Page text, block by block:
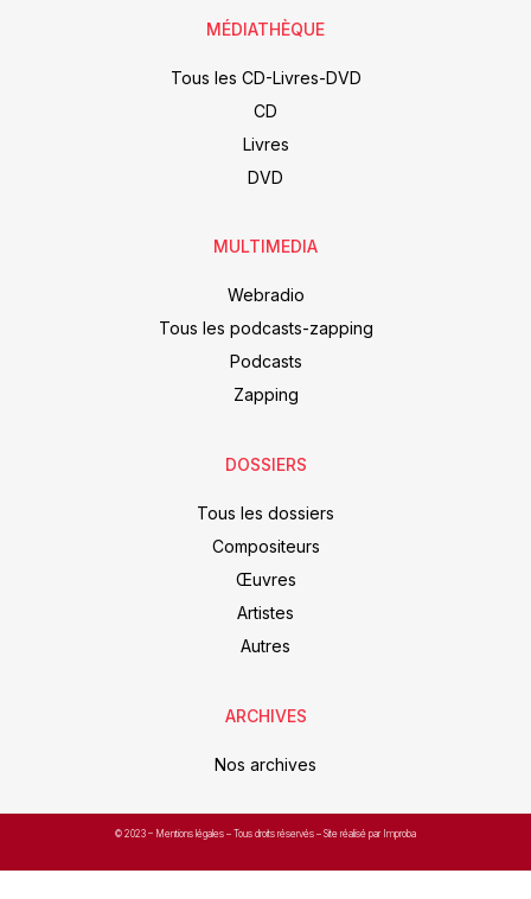
MÉDIATHÈQUE
Tous les CD-Livres-DVD
CD
Livres
DVD
MULTIMEDIA
Webradio
Tous les podcasts-zapping
Podcasts
Zapping
DOSSIERS
Tous les dossiers
Compositeurs
Œuvres
Artistes
Autres
ARCHIVES
Nos archives
© 2023 – Mentions légales – Tous droits réservés – Site réalisé par Improba